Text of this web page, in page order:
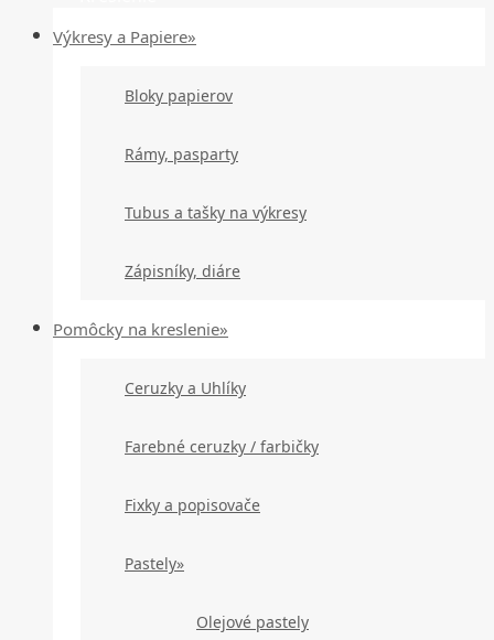
Výkresy a Papiere»
Bloky papierov
Rámy, pasparty
Tubus a tašky na výkresy
Zápisníky, diáre
Pomôcky na kreslenie»
Ceruzky a Uhlíky
Farebné ceruzky / farbičky
Fixky a popisovače
Pastely»
Olejové pastely